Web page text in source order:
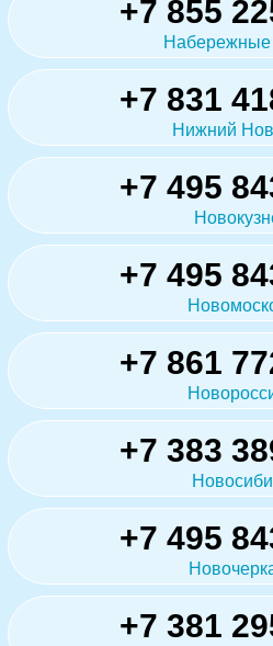
+7 855
+7 831
Нижний
+7 495
+7 495
+7 861
+7 383
+7 495
+7 381